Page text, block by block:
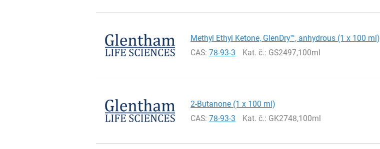
Methyl Ethyl Ketone, GlenDry™, anhydrous (1 x 100 ml)
CAS:78-93-3 Kat. č.: GS2497,100ml
2-Butanone (1 x 100 ml)
CAS:78-93-3 Kat. č.: GK2748,100ml